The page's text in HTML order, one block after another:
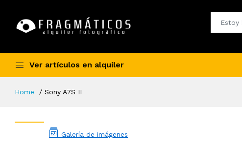
Ver artículos en alquiler
Home Sony A7S II
Galería de imágenes